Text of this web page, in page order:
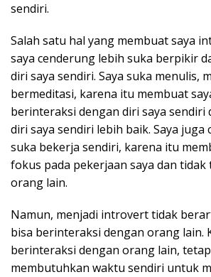
sendiri.
Salah satu hal yang membuat saya
saya cenderung lebih suka berpikir
diri saya sendiri. Saya suka menulis,
bermeditasi, karena itu membuat
berinteraksi dengan diri saya sendiri
diri saya sendiri lebih baik. Saya juga
suka bekerja sendiri, karena itu
fokus pada pekerjaan saya dan
orang lain.
Namun, menjadi introvert tidak
bisa berinteraksi dengan orang lain.
berinteraksi dengan orang lain,
membutuhkan waktu sendiri untuk